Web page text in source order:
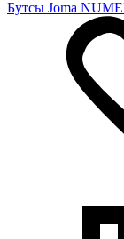
Бутсы Joma